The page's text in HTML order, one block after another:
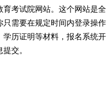
考试院网站。这个网站是全
需要在规定时间内登录操作
学历证明等材料，报名系统开
交。